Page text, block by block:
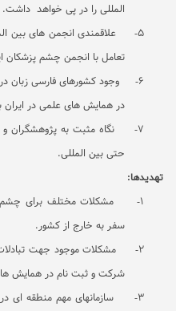
المللی را در پی خواهد داشت.
5-
علاقمندی انجمن های بین
تعامل با انجمن چشم پزشکان
6-
وجود کشورهای فارسی زبان
در همایش های علمی در
7-
نگاه مثبت به پژوهشگران
حتی بین المللی.
تهدیدها:
1-
مشکلات مختلف برای چشم
سفر به خارج از کشور.
2-
مشکلات موجود جهت
شرکت و ثبت نام در همایش ها
3-
سازمانهای مهم منطقه ای